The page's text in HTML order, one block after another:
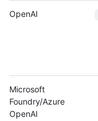
OpenAI
Microsoft
Foundry/Azure
OpenAI